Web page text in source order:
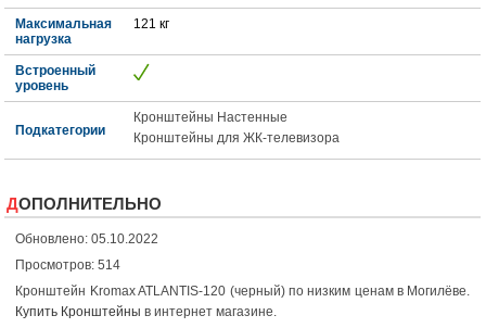
Максимальная
нагрузка
121 кг
Встроенный
уровень
Подкатегории
Кронштейны Настенные
Кронштейны для ЖК-телевизора
ДОПОЛНИТЕЛЬНО
Обновлено: 05.10.2022
Просмотров: 514
Кронштейн Kromax ATLANTIS-120 (черный) по низким ценам в Могилёве.
Купить Кронштейны в интернет магазине.